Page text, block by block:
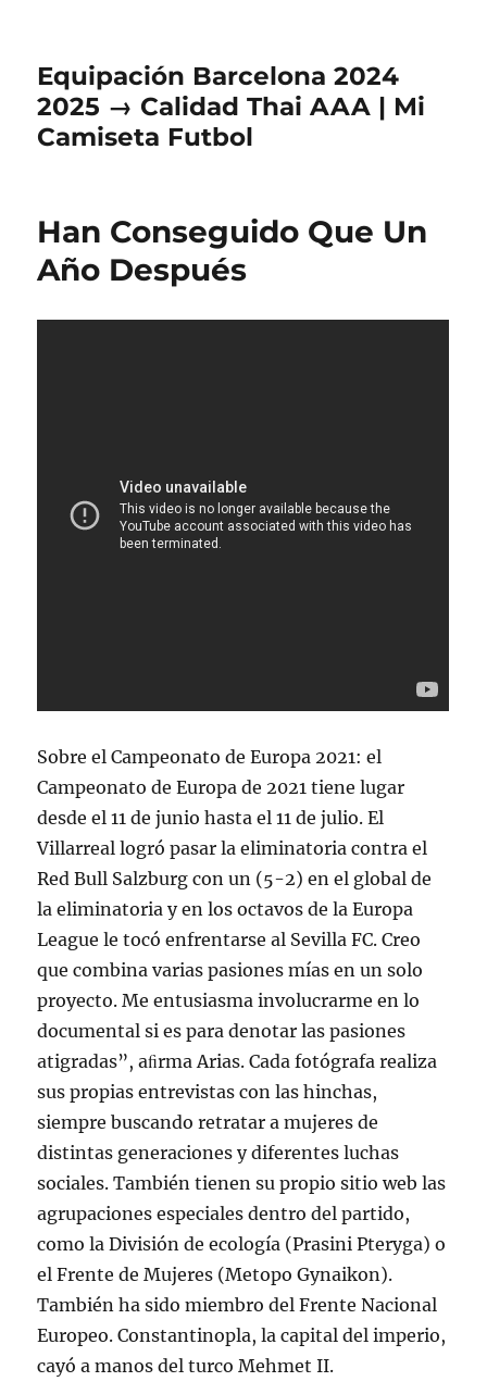
Equipación Barcelona 2024
2025 → Calidad Thai AAA | Mi
Camiseta Futbol
Han Conseguido Que Un
Año Después
Sobre el Campeonato de Europa 2021: el
Campeonato de Europa de 2021 tiene lugar
desde el 11 de junio hasta el 11 de julio. El
Villarreal logró pasar la eliminatoria contra el
Red Bull Salzburg con un (5-2) en el global de
la eliminatoria y en los octavos de la Europa
League le tocó enfrentarse al Sevilla FC. Creo
que combina varias pasiones mías en un solo
proyecto. Me entusiasma involucrarme en lo
documental si es para denotar las pasiones
atigradas”, aﬁrma Arias. Cada fotógrafa realiza
sus propias entrevistas con las hinchas,
siempre buscando retratar a mujeres de
distintas generaciones y diferentes luchas
sociales. También tienen su propio sitio web las
agrupaciones especiales dentro del partido,
como la División de ecología (Prasini Pteryga) o
el Frente de Mujeres (Metopo Gynaikon).
También ha sido miembro del Frente Nacional
Europeo. Constantinopla, la capital del imperio,
cayó a manos del turco Mehmet II.